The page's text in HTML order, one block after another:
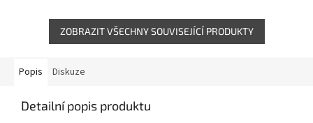
tužky a...
ZOBRAZIT VŠECHNY SOUVISEJÍCÍ PRODUKTY
Popis Diskuze
Detailní popis produktu